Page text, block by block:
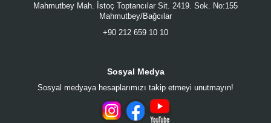
Mahmutbey Mah. İstoç Toptancılar Sit. 2419. Sok. No:155
Mahmutbey/Bağcılar
+90 212 659 10 10
Sosyal Medya
Sosyal medyaya hesaplarımızı takip etmeyi unutmayın!